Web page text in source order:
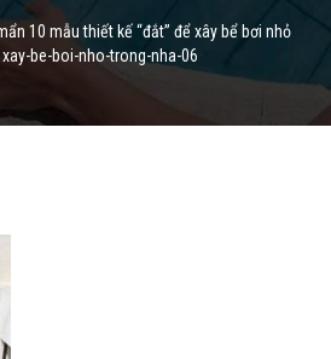
10 mẫu thiết kế “đắt” để xây bể bơi nhỏ
xay-be-boi-nho-trong-nha-06